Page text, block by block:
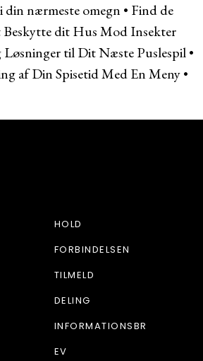
nærmeste omegn • Find de
Beskytte dit Hus Mod Insekter
til Dit Næste Puslespil•
af Din Spisetid Med En Meny•
HOLD
FORBINDELSEN
TILMELD
DELING
INFORMATIONSBR
EV